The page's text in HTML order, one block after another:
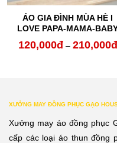
ÁO GIA ĐÌNH MÙA HÈ I
LOVE PAPA-MAMA-
120,000đ – 210,000đ
XƯỞNG MAY ĐỒNG PHỤC GẠO
Xưởng may áo đồng phục
cấp các loại áo thun đồng